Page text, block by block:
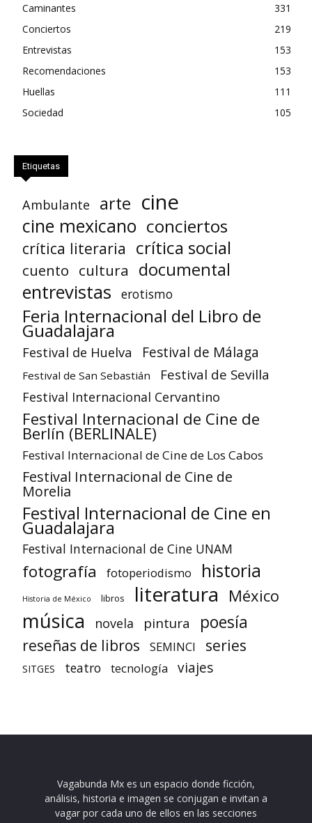
Caminantes
331
Conciertos
219
Entrevistas
153
Recomendaciones
153
Huellas
111
Sociedad
105
Etiquetas
Ambulante arte cine
cine mexicano conciertos
crítica literaria crítica social
cuento cultura documental
entrevistas erotismo
Feria Internacional del Libro de
Guadalajara
Festival de Huelva Festival de Málaga
Festival de San Sebastián Festival de Sevilla
Festival Internacional Cervantino
Festival Internacional de Cine de
Berlín (BERLINALE)
Festival Internacional de Cine de Los Cabos
Festival Internacional de Cine de
Morelia
Festival Internacional de Cine en
Guadalajara
Festival Internacional de Cine UNAM
fotografía fotoperiodismo historia
Historia de México libros literatura México
música novela pintura poesía
reseñas de libros SEMINCI series
SITGES teatro tecnología viajes
Vagabunda Mx es un espacio donde ficción,
análisis, historia e imagen se conjugan e invitan a
vagar por cada uno de ellos en las secciones